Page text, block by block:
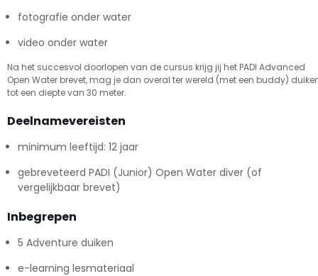
fotografie onder water
video onder water
Na het succesvol doorlopen van de cursus krijg jij het PADI Advanced
Open Water brevet, mag je dan overal ter wereld (met een buddy)
tot een diepte van 30 meter.
Deelnamevereisten
minimum leeftijd: 12 jaar
gebreveteerd PADI (Junior) Open Water diver (of
vergelijkbaar brevet)
Inbegrepen
5 Adventure duiken
e-learning lesmateriaal